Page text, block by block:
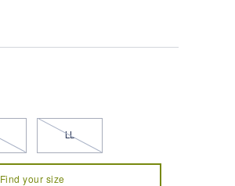
LL
Find your size